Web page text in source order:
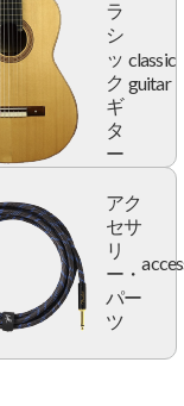
ラ
シ
ッ
ク
ギ
タ
ー
classic
guitar
アク
セサ
リ
ー・
パー
ツ